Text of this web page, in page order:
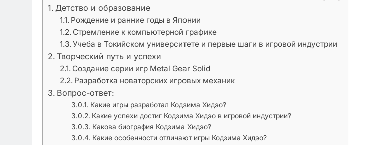
Детство и образование
Рождение и ранние годы в Японии
Стремление к компьютерной графике
Учеба в Токийском университете и первые шаги в игровой индустрии
Творческий путь и успехи
Создание серии игр Metal Gear Solid
Разработка новаторских игровых механик
Вопрос-ответ:
Какие игры разработал Кодзима Хидэо?
Какие успехи достиг Кодзима Хидэо в игровой индустрии?
Какова биография Кодзима Хидэо?
Какие особенности отличают игры Кодзима Хидэо?